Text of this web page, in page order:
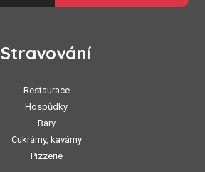
Stravování
Restaurace
Hospůdky
Bary
Cukrárny, kavárny
Pizzerie